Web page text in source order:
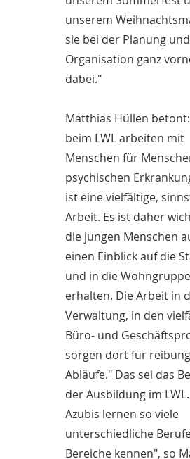
unserem
sie bei der Planung und
Organisation ganz
dabei."
Matthias Hüllen
beim LWL arbeiten mit
Menschen für
psychischen
ist eine vielfältige,
Arbeit. Es ist daher
die jungen Menschen
einen Einblick auf die
und in die
erhalten. Die Arbeit in
Verwaltung, in den
Büro- und
sorgen dort für
Abläufe." Das sei das
der Ausbildung im
Azubis lernen so viele
unterschiedliche
Bereiche kennen", so